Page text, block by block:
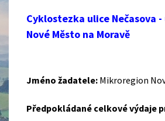
Cyklostezka ulice Nečasova
Nové Město na Moravě
Jméno žadatele: Mikroregion
Předpokládané celkové výdaje